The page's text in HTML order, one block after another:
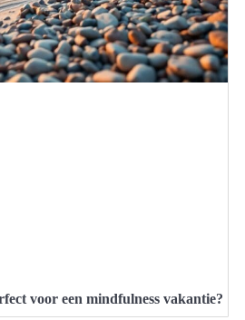
voor een mindfulness vakantie?